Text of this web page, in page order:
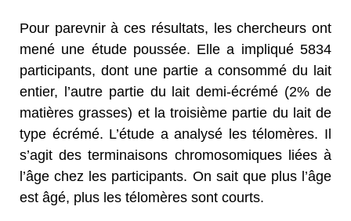
Pour parevnir à ces résultats, les chercheurs ont
mené une étude poussée. Elle a impliqué 5834
participants, dont une partie a consommé du lait
entier, l’autre partie du lait demi-écrémé (2% de
matières grasses) et la troisième partie du lait de
type écrémé. L’étude a analysé les télomères. Il
s’agit des terminaisons chromosomiques liées à
l’âge chez les participants. On sait que plus l’âge
est âgé, plus les télomères sont courts.